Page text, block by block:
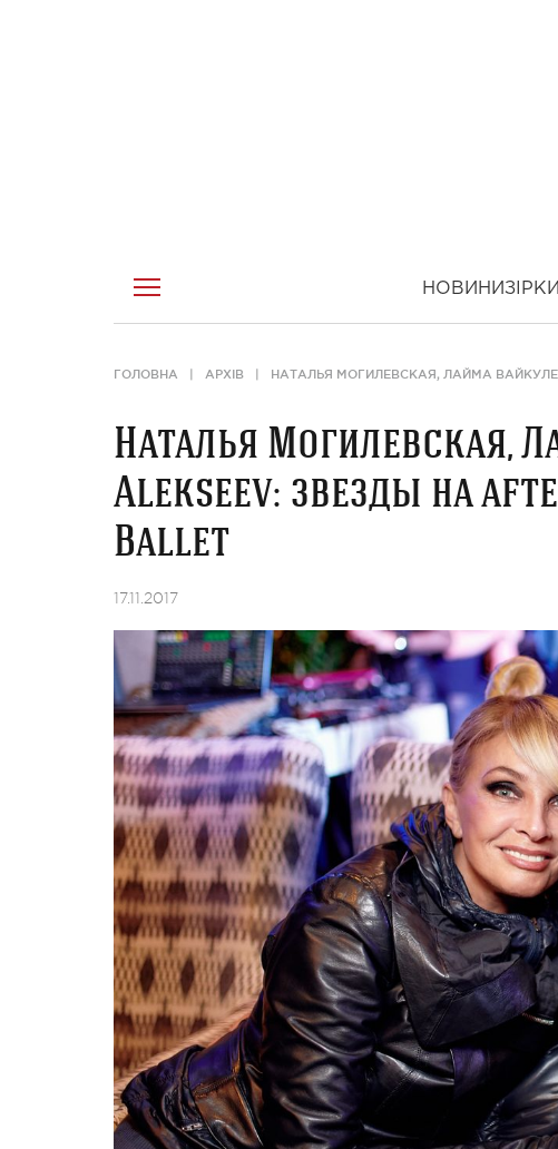
НОВИНИ ЗІРКИ
ГОЛОВНА АРХІВ НАТАЛЬЯ МОГИЛЕВСКАЯ, ЛАЙМА ВАЙКУЛЕ,
Наталья Могилевская,
Alekseev: звезды на
Ballet
17.11.2017